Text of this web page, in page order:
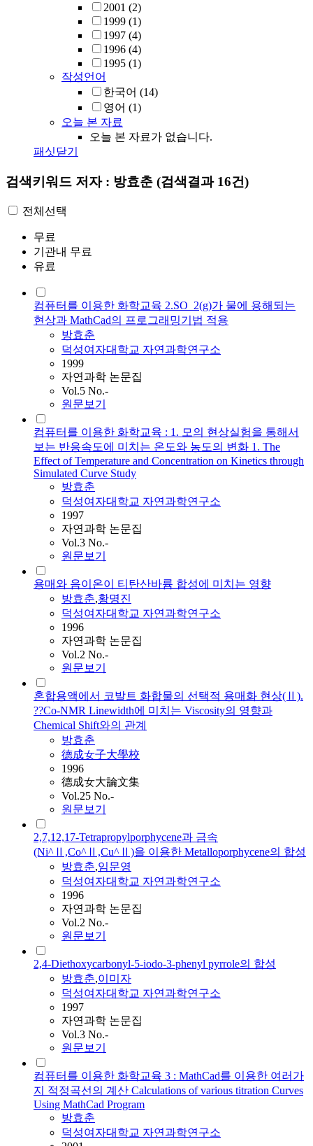
2001 (2)
1999 (1)
1997 (4)
1996 (4)
1995 (1)
작성언어
한국어 (14)
영어 (1)
오늘 본 자료
오늘 본 자료가 없습니다.
패싯닫기
검색키워드 저자 : 방효춘 (검색결과 16건)
전체선택
무료
기관내 무료
유료
컴퓨터를 이용한 화학교육 2.SO_2(g)가 물에 용해되는
현상과 MathCad의 프로그래밍기법 적용
방효춘
덕성여자대학교 자연과학연구소
1999
자연과학 논문집
Vol.5 No.-
원문보기
컴퓨터를 이용한 화학교육 : 1. 모의 현상실험을 통해서
보는 반응속도에 미치는 온도와 농도의 변화 1. The
Effect of Temperature and Concentration on Kinetics through
Simulated Curve Study
방효춘
덕성여자대학교 자연과학연구소
1997
자연과학 논문집
Vol.3 No.-
원문보기
용매와 음이온이 티탄산바륨 합성에 미치는 영향
방효춘,황명진
덕성여자대학교 자연과학연구소
1996
자연과학 논문집
Vol.2 No.-
원문보기
혼합용액에서 코발트 화합물의 선택적 용매화 현상(Ⅱ).
??Co-NMR Linewidth에 미치는 Viscosity의 영향과
Chemical Shift와의 관계
방효춘
德成女子大學校
1996
德成女大論文集
Vol.25 No.-
원문보기
2,7,12,17-Tetrapropylporphycene과 금속
(Ni^Ⅱ,Co^Ⅱ,Cu^Ⅱ)을 이용한 Metalloporphycene의 합성
방효춘,임문영
덕성여자대학교 자연과학연구소
1996
자연과학 논문집
Vol.2 No.-
원문보기
2,4-Diethoxycarbonyl-5-iodo-3-phenyl pyrrole의 합성
방효춘,이미자
덕성여자대학교 자연과학연구소
1997
자연과학 논문집
Vol.3 No.-
원문보기
컴퓨터를 이용한 화학교육 3 : MathCad를 이용한 여러가
지 적정곡선의 계산 Calculations of various titration Curves
Using MathCad Program
방효춘
덕성여자대학교 자연과학연구소